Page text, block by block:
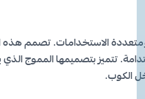
الاستخدامات. تصمم هذه
تتميز بتصميمها المموج
الكوب.